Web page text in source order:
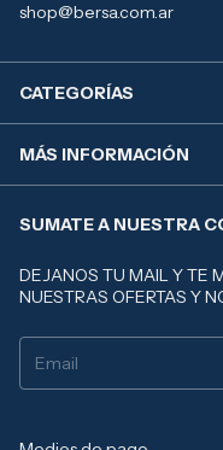
shop@bersa.com.ar
CATEGORÍAS
MÁS INFORMACIÓN
SUMATE A NUESTRA
DEJANOS TU MAIL Y TE
NUESTRAS OFERTAS Y